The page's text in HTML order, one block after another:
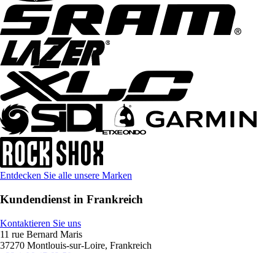
Entdecken Sie alle unsere Marken
Kundendienst in Frankreich
Kontaktieren Sie uns
11 rue Bernard Maris
37270 Montlouis-sur-Loire, Frankreich